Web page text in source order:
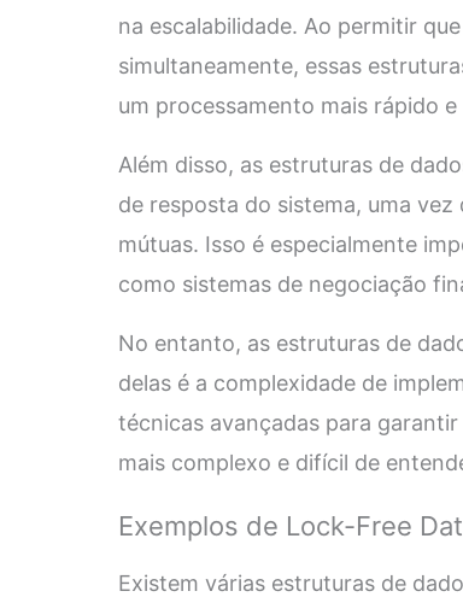
na escalabilidade. Ao permitir
simultaneamente, essas
um processamento mais rápido
Além disso, as estruturas de
de resposta do sistema, uma
mútuas. Isso é especialmente
como sistemas de negociação
No entanto, as estruturas de
delas é a complexidade de
técnicas avançadas para
mais complexo e difícil de
Exemplos de Lock-Free
Existem várias estruturas de